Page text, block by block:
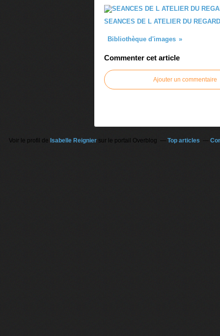
SEANCES DE L ATELIER DU
Bibliothèque d'images
Commenter cet article
Ajouter un commentaire
Voir le profil de Isabelle Reignier sur le portail Overblog Top articles